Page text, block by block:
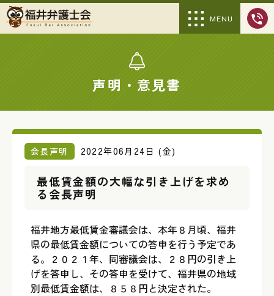
MENU
声明・意見書
会長声明 2022年06月24日 (金)
最低賃金額の大幅な引き上げを求め
る会長声明
福井地方最低賃金審議会は、本年８月頃、福井
県の最低賃金額についての答申を行う予定であ
る。２０２１年、同審議会は、２８円の引き上
げを答申し、その答申を受けて、福井県の地域
別最低賃金額は、８５８円と決定された。